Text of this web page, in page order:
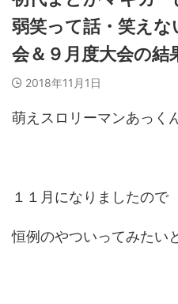
弱笑って話・笑えな
会＆９月度大会の結
2018年11月1日
萌えスロリーマンあっく
１１月になりましたので
恒例のやついってみたい